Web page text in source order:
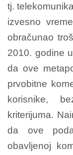
tj.
izvesno
obračunao
2010. godine
da ove
prvobitne
korisnike,
kriterijuma.
da ove
obavljenoj